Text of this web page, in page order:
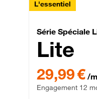
L'essentiel
Série
Série Spéciale
Lite
29,99 € par mois
29,99 € /
Engagement 12